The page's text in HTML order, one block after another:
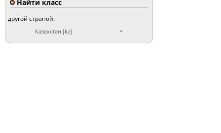
Найти класс
другой страной:
Казахстан [kz]